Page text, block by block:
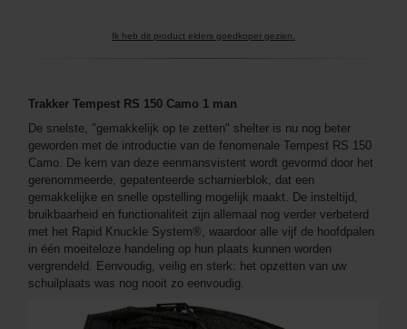
Ik heb dit product elders goedkoper gezien.
Trakker Tempest RS 150 Camo 1 man
De snelste, "gemakkelijk op te zetten" shelter is nu nog beter
geworden met de introductie van de fenomenale Tempest RS 150
Camo. De kern van deze eenmansvistent wordt gevormd door het
gerenommeerde, gepatenteerde scharnierblok, dat een
gemakkelijke en snelle opstelling mogelijk maakt. De insteltijd,
bruikbaarheid en functionaliteit zijn allemaal nog verder verbeterd
met het Rapid Knuckle System®, waardoor alle vijf de hoofdpalen
in één moeiteloze handeling op hun plaats kunnen worden
vergrendeld. Eenvoudig, veilig en sterk: het opzetten van uw
schuilplaats was nog nooit zo eenvoudig.